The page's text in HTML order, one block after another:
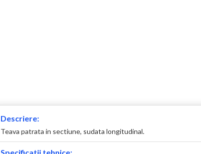
Descriere:
Teava patrata in sectiune, sudata longitudinal.